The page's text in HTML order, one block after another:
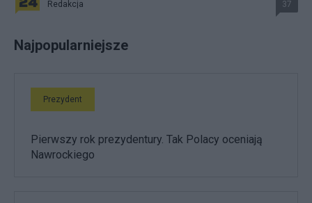
Redakcja 37
Najpopularniejsze
Prezydent
Pierwszy rok prezydentury. Tak Polacy oceniają
Nawrockiego